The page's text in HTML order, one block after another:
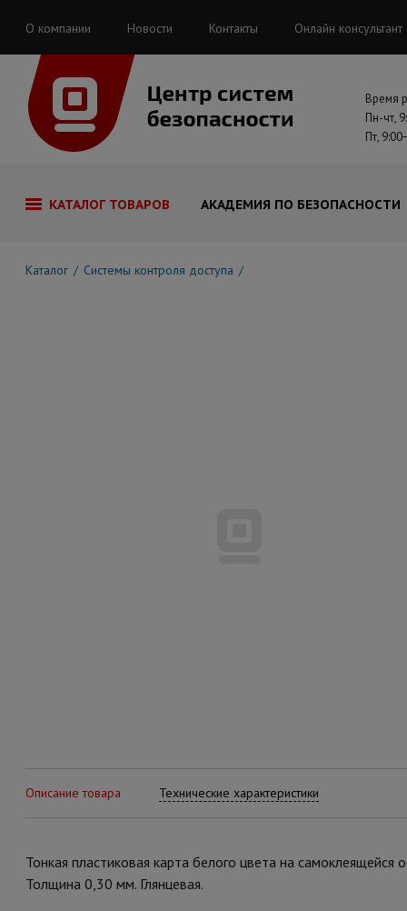
О компании Новости Контакты Онлайн консультант
Время
Пн-чт,
Пт,
КАТАЛОГ ТОВАРОВ АКАДЕМИЯ ПО БЕЗОПАСНОСТИ
Каталог Системы контроля доступа
Описание товара Технические характеристики
Тонкая пластиковая карта белого цвета на
Толщина 0,30 мм. Глянцевая.